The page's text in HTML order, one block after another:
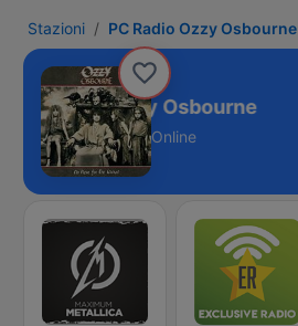
Stazioni PC Radio Ozzy Osbourne
PC Radio Ozzy Osbourne
Online